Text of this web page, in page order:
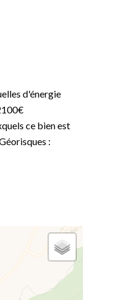
d'énergie
ce bien est
: